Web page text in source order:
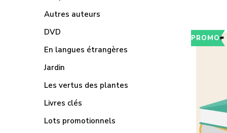
PROMO
Autres auteurs
DVD
En langues étrangères
Jardin
Les vertus des plantes
Livres clés
Lots promotionnels